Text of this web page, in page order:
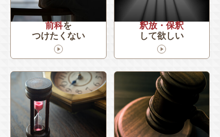
前科を
つけたくない
釈放・保釈
して欲しい